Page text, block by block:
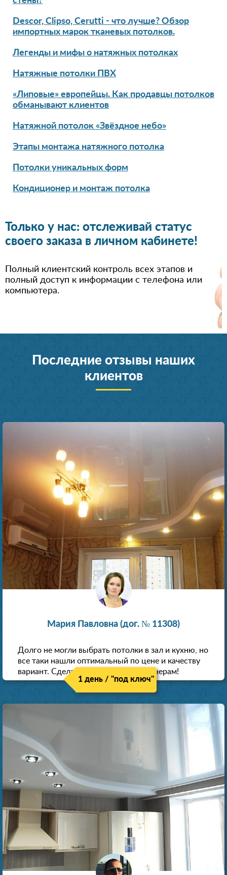
Descor, Clipso, Cerutti - что лучше? Обзор
импортных марок тканевых потолков.
Легенды и мифы о натяжных потолках
Натяжные потолки ПВХ
«Липовые» европейцы. Как продавцы потолков
обманывают клиентов
Натяжной потолок «Звёздное небо»
Этапы монтажа натяжного потолка
Потолки уникальных форм
Кондиционер и монтаж потолка
Только у нас: отслеживай статус
своего заказа в личном кабинете!
Полный клиентский контроль всех этапов и
полный доступ к информации с телефона или
компьютера.
Последние отзывы наших
клиентов
Мария Павловна (дог. № 11308)
Долго не могли выбрать потолки в зал и кухню, но
все таки нашли оптимальный по цене и качеству
вариант. Сделали скидку как пенсионерам!
1 день / "под ключ"